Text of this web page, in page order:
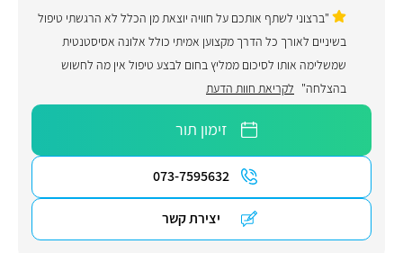
"ברצוני לשתף אותכם על חוויה יוצאת מן הכלל לא הרגשתי טיפול
בשיניים לאורך כל הדרך מקצוען אמיתי כולל אלונה אסיסטנטית
שמשלימה אותו לסיכום ממליץ בחום לבצע טיפול אין מה לחשוש
בהצלחה" לקריאת חוות הדעת
זימון תור
073-7595632
יצירת קשר